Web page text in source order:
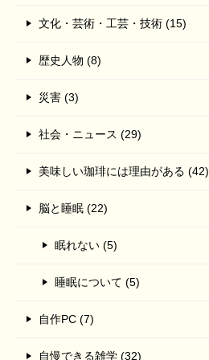
文化・芸術・工芸・技術 (15)
歴史人物 (8)
災害 (3)
社会・ニュース (29)
美味しい珈琲には理由がある (42)
脳と睡眠 (22)
眠れない (5)
睡眠について (5)
自作PC (7)
自慢できる雑学 (32)